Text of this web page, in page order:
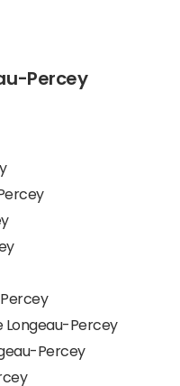
Percey
Longeau-Percey
Percey